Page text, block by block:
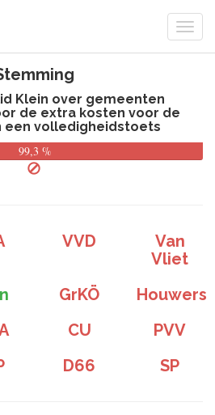
Klein over gemeenten
de extra kosten voor de
een volledigheidstoets
99,3 %
VVD
Van
Vliet
GrKÖ
Houwers
CU
PVV
D66 SP